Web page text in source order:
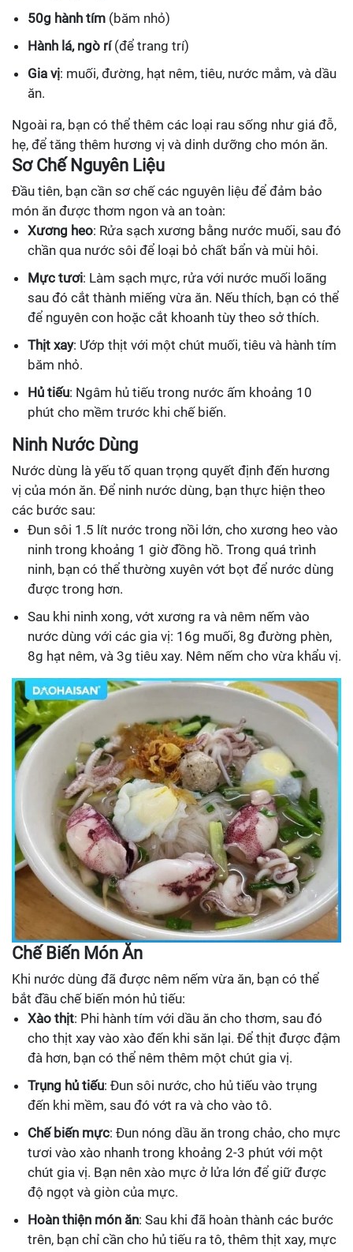
50g hành tím (băm nhỏ)
Hành lá, ngò rí(để trang trí)
Gia vị: muối, đường, hạt nêm, tiêu, nước mắm, và dầu
ăn.
Ngoài ra, bạn có thể thêm các loại rau sống như giá đỗ,
hẹ, để tăng thêm hương vị và dinh dưỡng cho món ăn.
Sơ Chế Nguyên Liệu
Đầu tiên, bạn cần sơ chế các nguyên liệu để đảm bảo
món ăn được thơm ngon và an toàn:
Xương heo: Rửa sạch xương bằng nước muối, sau đó
chần qua nước sôi để loại bỏ chất bẩn và mùi hôi.
Mực tươi: Làm sạch mực, rửa với nước muối loãng
sau đó cắt thành miếng vừa ăn. Nếu thích, bạn có thể
để nguyên con hoặc cắt khoanh tùy theo sở thích.
Thịt xay: Ướp thịt với một chút muối, tiêu và hành tím
băm nhỏ.
Hủ tiếu: Ngâm hủ tiếu trong nước ấm khoảng 10
phút cho mềm trước khi chế biến.
Ninh Nước Dùng
Nước dùng là yếu tố quan trọng quyết định đến hương
vị của món ăn. Để ninh nước dùng, bạn thực hiện theo
các bước sau:
Đun sôi 1.5 lít nước trong nồi lớn, cho xương heo vào
ninh trong khoảng 1 giờ đồng hồ. Trong quá trình
ninh, bạn có thể thường xuyên vớt bọt để nước dùng
được trong hơn.
Sau khi ninh xong, vớt xương ra và nêm nếm vào
nước dùng với các gia vị: 16g muối, 8g đường phèn,
8g hạt nêm, và 3g tiêu xay. Nêm nếm cho vừa khẩu vị.
Chế Biến Món Ăn
Khi nước dùng đã được nêm nếm vừa ăn, bạn có thể
bắt đầu chế biến món hủ tiếu:
Xào thịt: Phi hành tím với dầu ăn cho thơm, sau đó
cho thịt xay vào xào đến khi săn lại. Để thịt được đậm
đà hơn, bạn có thể nêm thêm một chút gia vị.
Trụng hủ tiếu: Đun sôi nước, cho hủ tiếu vào trụng
đến khi mềm, sau đó vớt ra và cho vào tô.
Chế biến mực: Đun nóng dầu ăn trong chảo, cho mực
tươi vào xào nhanh trong khoảng 2-3 phút với một
chút gia vị. Bạn nên xào mực ở lửa lớn để giữ được
độ ngọt và giòn của mực.
Hoàn thiện món ăn: Sau khi đã hoàn thành các bước
trên, bạn chỉ cần cho hủ tiếu ra tô, thêm thịt xay, mực